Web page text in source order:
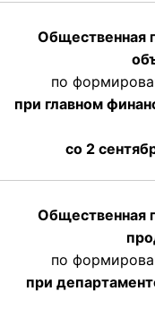
Общественная
по
при главном
со 2
Общественная
по
при